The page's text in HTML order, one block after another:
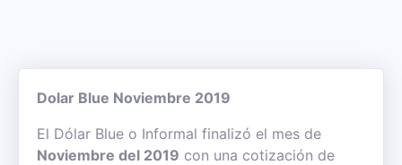
Dolar Blue Noviembre 2019
El Dólar Blue o Informal finalizó el mes de
Noviembre del 2019 con una cotización de